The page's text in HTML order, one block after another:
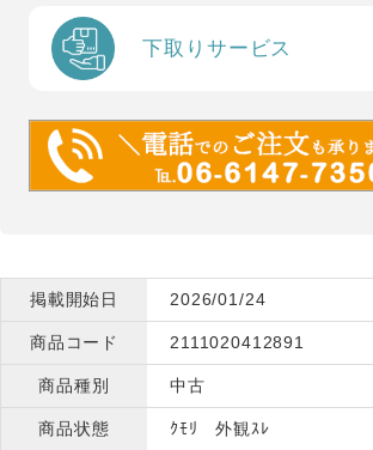
下取りサービス
掲載開始日 2026/01/24
商品コード 2111020412891
商品種別 中古
商品状態 ｸﾓﾘ 外観ｽﾚ